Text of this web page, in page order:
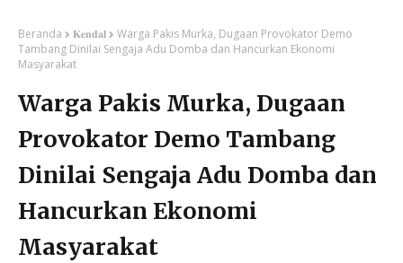
Beranda 𝐊𝐞𝐧𝐝𝐚𝐥
Warga Pakis Murka, Dugaan Provokator Demo
Tambang Dinilai Sengaja Adu Domba dan Hancurkan Ekonomi
Masyarakat
Warga Pakis Murka, Dugaan
Provokator Demo Tambang
Dinilai Sengaja Adu Domba dan
Hancurkan Ekonomi
Masyarakat